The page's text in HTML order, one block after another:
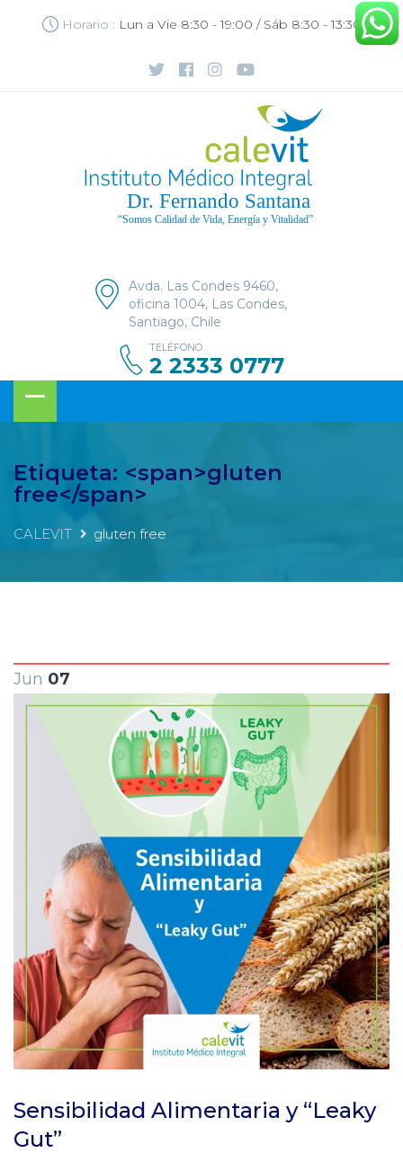
Horario : Lun a Vie 8:30 - 19:00 / Sáb 8:30 - 13:30
Avda. Las Condes 9460,
oficina 1004, Las Condes,
Santiago, Chile
TELÉFONO
2 2333 0777
Etiqueta: <span>gluten
free</span>
CALEVIT gluten free
Jun 07
Sensibilidad Alimentaria y “Leaky
Gut”